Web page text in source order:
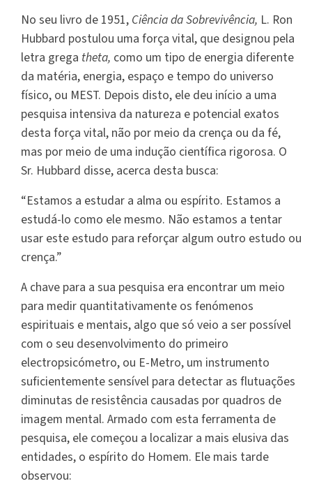
No seu livro de 1951, Ciência da Sobrevivência, L. Ron
Hubbard postulou uma força vital, que designou pela
letra grega theta, como um tipo de energia diferente
da matéria, energia, espaço e tempo do universo
físico, ou MEST. Depois disto, ele deu início a uma
pesquisa intensiva da natureza e potencial exatos
desta força vital, não por meio da crença ou da fé,
mas por meio de uma indução científica rigorosa. O
Sr. Hubbard disse, acerca desta busca:
“Estamos a estudar a alma ou espírito. Estamos a
estudá-lo como ele mesmo. Não estamos a tentar
usar este estudo para reforçar algum outro estudo ou
crença.”
A chave para a sua pesquisa era encontrar um meio
para medir quantitativamente os fenómenos
espirituais e mentais, algo que só veio a ser possível
com o seu desenvolvimento do primeiro
electropsicómetro, ou E-Metro, um instrumento
suficientemente sensível para detectar as flutuações
diminutas de resistência causadas por quadros de
imagem mental. Armado com esta ferramenta de
pesquisa, ele começou a localizar a mais elusiva das
entidades, o espírito do Homem. Ele mais tarde
observou: